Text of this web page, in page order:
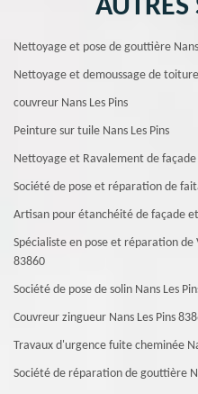
AUTRES
Nettoyage et pose de gouttière Nans
Nettoyage et demoussage de toiture
couvreur Nans Les Pins
Peinture sur tuile Nans Les Pins
Nettoyage et Ravalement de façade
Société de pose et réparation de
Artisan pour étanchéité de façade
Spécialiste en pose et réparation
83860
Société de pose de solin Nans Les
Couvreur zingueur Nans Les Pins
Travaux d'urgence fuite cheminée
Société de réparation de gouttière